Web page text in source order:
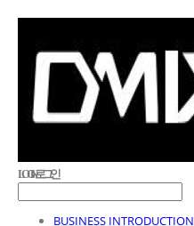
LOG IN로그인
BUSINESS INTRODUCTION